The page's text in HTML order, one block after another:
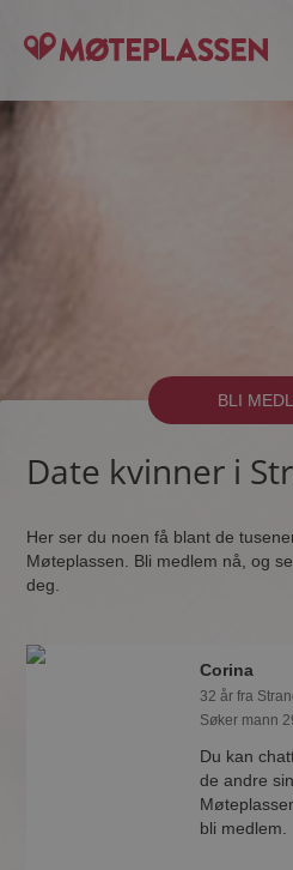
BLI
Date kvinner i
Her ser du noen få blant de
Møteplassen. Bli medlem nå, og
deg.
Corina
32 år fra
Søker mann
Du kan
de andre
bli medlem.